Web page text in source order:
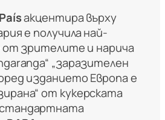
акцентира върху
е получила най-
от зрителите и нарича
„заразителен
изданието Европа е
от кукерската